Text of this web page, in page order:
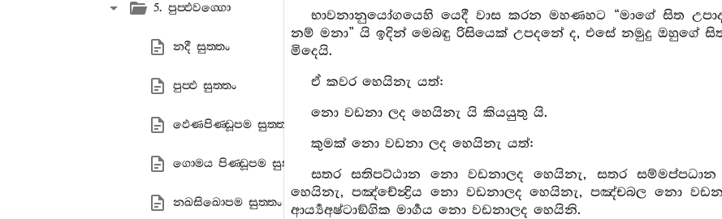
5. පුප‍්ඵවග‍්ගො
නදී සුත‍්තං
පුප‍්ඵ සුත‍්තං
ඵෙණපිණ‍්ඩූපම සුත‍්තං
ගොමය පිණ‍්ඩූපම සුත‍්තං
නඛසිඛොපම සුත‍්තං
භාවනානුයෝගයෙහි යෙදී වාස කරන මහණහට “මාගේ සිත
නම් මනා” යි ඉදින් මෙබඳු රිසියෙක් උපදනේ ද, එසේ නමුදු ඔහුගේ
මිදෙයි.
ඒ කවර හෙයිනැ යත්:
නො වඩනා ලද හෙයිනැ යි කියයුතු යි.
කුමක් නො වඩනා ලද හෙයිනැ යත්:
සතර සතිපට්ඨාන නො වඩනාලද හෙයිනැ, සතර
හෙයිනැ, පඤ්චේන්‍ද්‍රිය නො වඩනාලද හෙයිනැ, පඤ්චබල නො
ආර්‍ය්‍යඅෂ්ටාඞ්ගික මාර්‍ගය නො වඩනාලද හෙයිනි.